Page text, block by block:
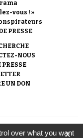
vous ! »
PRESSE
NOUS
PRESSE
UN DON
de
de 1901) avec
X
over what you want